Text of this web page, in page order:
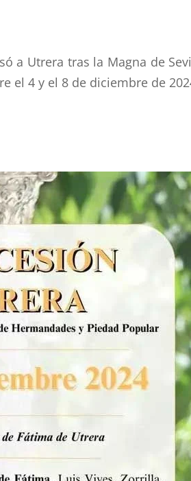
a Utrera tras la Magna de
el 4 y el 8 de diciembre de